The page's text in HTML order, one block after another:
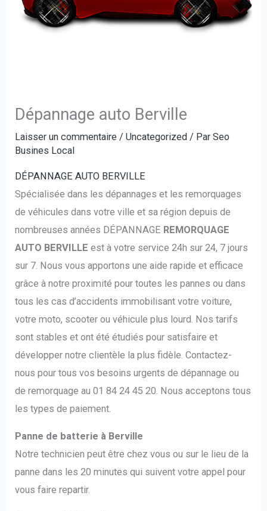
Dépannage auto Berville
Laisser un commentaire /Uncategorized / ParSeo
Busines Local
DÉPANNAGE AUTO BERVILLE
Spécialisée dans les dépannages et les remorquages
de véhicules dans votre ville et sa région depuis de
nombreuses années DÉPANNAGE REMORQUAGE
AUTO BERVILLE est à votre service 24h sur 24, 7 jours
sur 7. Nous vous apportons une aide rapide et efficace
grâce à notre proximité pour toutes les pannes ou dans
tous les cas d’accidents immobilisant votre voiture,
votre moto, scooter ou véhicule plus lourd. Nos tarifs
sont stables et ont été étudiés pour satisfaire et
développer notre clientèle la plus fidèle. Contactez-
nous pour tous vos besoins urgents de dépannage ou
de remorquage au 01 84 24 45 20. Nous acceptons tous
les types de paiement.
Panne de batterie à Berville
Notre technicien peut être chez vous ou sur le lieu de la
panne dans les 20 minutes qui suivent votre appel pour
vous faire repartir.